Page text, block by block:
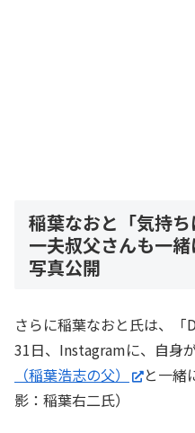
稲葉なおと「気持
一夫叔父さんも一
写真公開
さらに稲葉なおと氏は、「
31日、Instagramに、自身
（稲葉浩志の父）
と一緒
影：稲葉右二氏）